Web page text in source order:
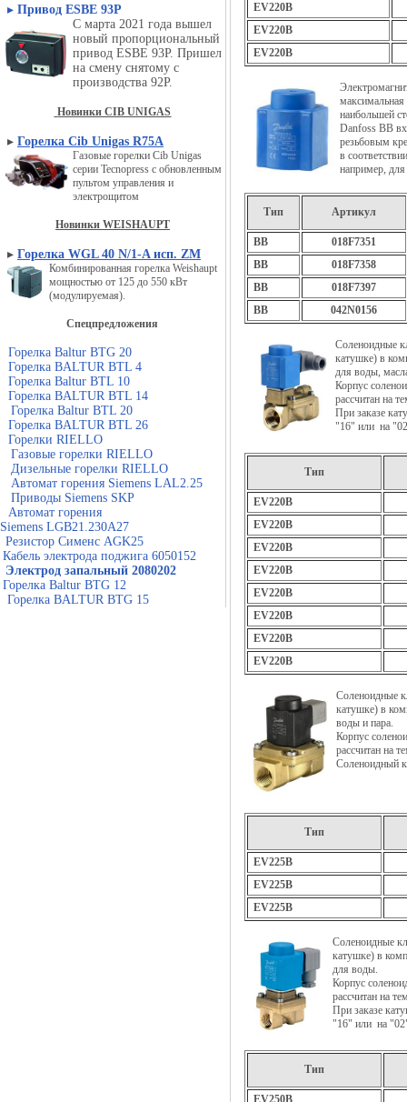
▸ Привод ESBE 93P
С марта 2021 года вышел
новый пропорциональный
привод ESBE 93P. Пришел
на смену снятому с
производства 92P.
Новинки CIB UNIGAS
▸ Горелка Cib Unigas R75A
Газовые горелки Cib Unigas
серии Tecnopress с обновленным
пультом управления и
электрощитом
Новинки WEISHAUPT
▸ Горелка WGL 40 N/1-A исп. ZM
Комбинированная горелка Weishaupt
мощностью от 125 до 550 кВт
(модулируемая).
Спецпредложения
Горелка Baltur BTG 20
Горелка BALTUR BTL 4
Горелка Baltur BTL 10
Горелка BALTUR BTL 14
Горелка Baltur BTL 20
Горелка BALTUR BTL 26
Горелки RIELLO
Газовые горелки RIELLO
Дизельные горелки RIELLO
Автомат горения Siemens LAL2.25
Приводы Siemens SKP
Автомат горения
Siemens LGB21.230A27
Резистор Сименс AGK25
Кабель электрода поджига 6050152
Электрод запальный 2080202
Горелка Baltur BTG 12
Горелка BALTUR BTG 15
EV220B
EV220B
EV220B
наибольшей
Danfoss BB
резьбовым
в
например,
Тип Артикул
BB
018F7351
BB
018F7358
BB
018F7397
BB
042N0156
Соленоидные
катушке) в
для воды,
Корпус
рассчитан на
При заказе
"16" или на
Тип
EV220B
EV220B
EV220B
EV220B
EV220B
EV220B
EV220B
EV220B
Соленоидные
катушке) в
воды и пара.
Корпус
рассчитан на
Соленоидный
Тип
EV225B
EV225B
EV225B
Соленоидные
катушке) в
для воды.
Корпус
рассчитан на
При заказе
"16" или на
Тип
EV250B